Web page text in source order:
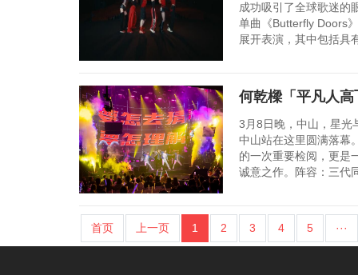
成功吸引了全球歌迷的
单曲《Butterfly Doors
展开表演，其中包括具
何乾樑「平凡人高
3月8日晚，中山，星光
中山站在这里圆满落幕
的一次重要检阅，更是
诚意之作。阵容：三代
首页 上一页 1 2 3 4 5 ···